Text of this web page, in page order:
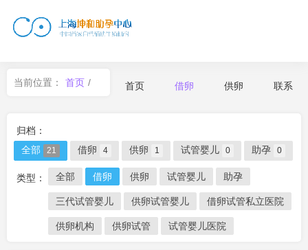
首页 借卵 供卵 联系
当前位置： 首页 /
归档：
全部
21 借卵 4 供卵 1 试管婴儿 0 助孕 0
类型： 全部 借卵 供卵 试管婴儿 助孕
三代试管婴儿 供卵试管婴儿 借卵试管私立医院
供卵机构 供卵试管 试管婴儿医院